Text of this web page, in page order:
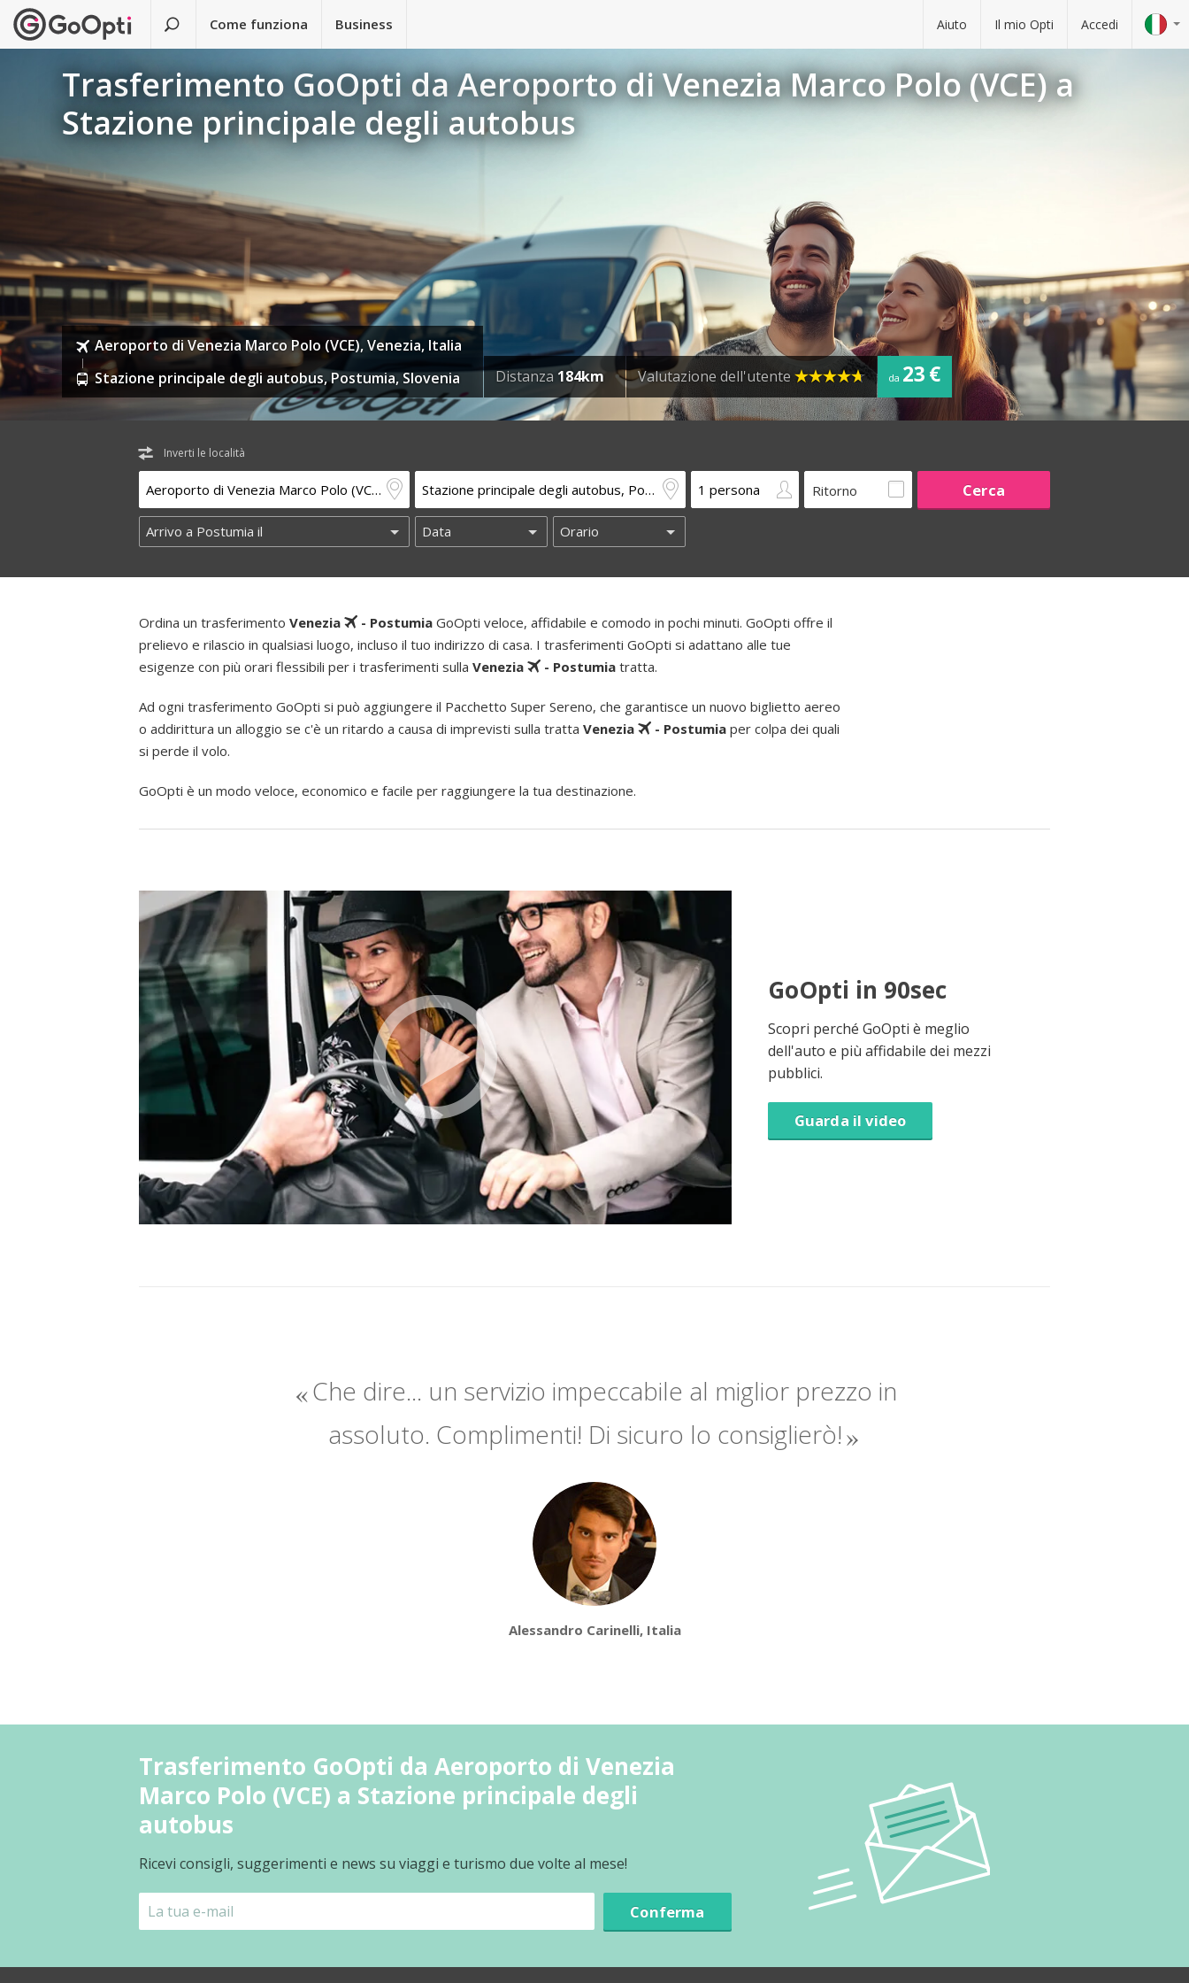
Come funziona Business Aiuto Il mio Opti Accedi
Trasferimento GoOpti da Aeroporto di Venezia Marco Polo (VCE) a
Stazione principale degli autobus
Aeroporto di Venezia Marco Polo (VCE), Venezia, Italia
Stazione principale degli autobus, Postumia, Slovenia
Distanza 184km Valutazione dell'utente da 23 €
Inverti le località
Ritorno
Ordina un trasferimento Venezia - Postumia GoOpti veloce, affidabile e comodo in pochi minuti. GoOpti offre il
prelievo e rilascio in qualsiasi luogo, incluso il tuo indirizzo di casa. I trasferimenti GoOpti si adattano alle tue
esigenze con più orari flessibili per i trasferimenti sulla Venezia - Postumia tratta.
Ad ogni trasferimento GoOpti si può aggiungere il Pacchetto Super Sereno, che garantisce un nuovo biglietto aereo
o addirittura un alloggio se c'è un ritardo a causa di imprevisti sulla tratta Venezia - Postumia per colpa dei quali
si perde il volo.
GoOpti è un modo veloce, economico e facile per raggiungere la tua destinazione.
GoOpti in 90sec
Scopri perché GoOpti è meglio
dell'auto e più affidabile dei mezzi
pubblici.
Guarda il video
Che dire... un servizio impeccabile al miglior prezzo in
assoluto. Complimenti! Di sicuro lo consiglierò!
Alessandro Carinelli, Italia
Trasferimento GoOpti da Aeroporto di Venezia
Marco Polo (VCE) a Stazione principale degli
autobus
Ricevi consigli, suggerimenti e news su viaggi e turismo due volte al mese!
Conferma